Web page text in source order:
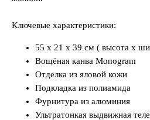
Ключевые характеристики:
55 x 21 x 39 см ( высота x
Вощёная канва Monogram
Отделка из яловой кожи
Подкладка из полиамида
Фурнитура из алюминия
Ультратонкая выдвижная